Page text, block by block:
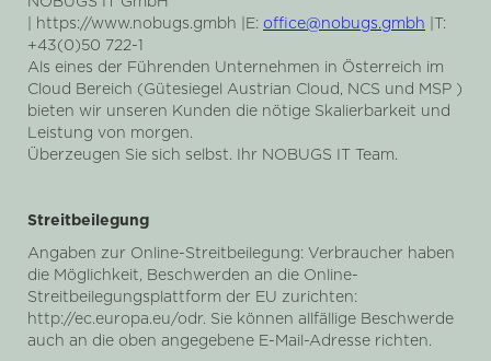
| https://www.nobugs.gmbh |E: office@nobugs.gmbh |T:
+43(0)50 722-1
Als eines der Führenden Unternehmen in Österreich im
Cloud Bereich (Gütesiegel Austrian Cloud, NCS und MSP )
bieten wir unseren Kunden die nötige Skalierbarkeit und
Leistung von morgen.
Überzeugen Sie sich selbst. Ihr NOBUGS IT Team.
Streitbeilegung
Angaben zur Online-Streitbeilegung: Verbraucher haben
die Möglichkeit, Beschwerden an die Online-
Streitbeilegungsplattform der EU zurichten:
http://ec.europa.eu/odr. Sie können allfällige Beschwerde
auch an die oben angegebene E-Mail-Adresse richten.